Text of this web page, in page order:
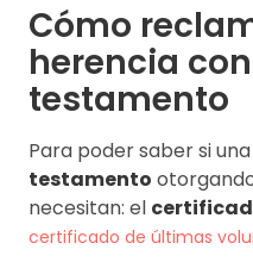
Cómo
herencia
testamento
Para poder saber si
testamento
necesitan: el
certificado de últimas